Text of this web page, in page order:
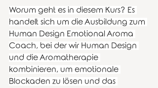
Worum geht es in diesem Kurs? Es
handelt sich um die Ausbildung zum
Human Design Emotional Aroma
Coach, bei der wir Human Design
und die Aromatherapie
kombinieren, um emotionale
Blockaden zu lösen und das